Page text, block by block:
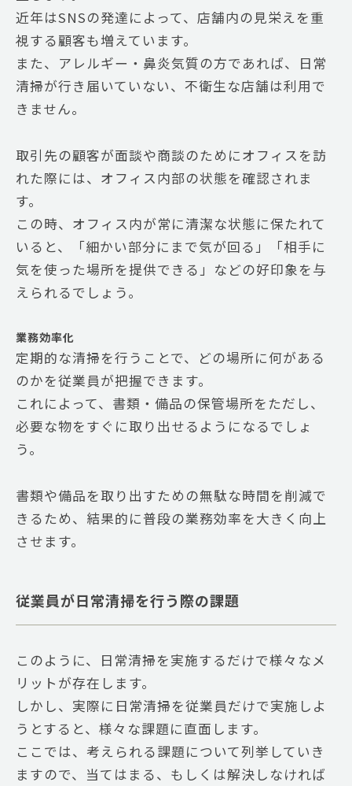
近年はSNSの発達によって、店舗内の見栄えを重
視する顧客も増えています。
また、アレルギー・鼻炎気質の方であれば、日常
清掃が行き届いていない、不衛生な店舗は利用で
きません。
取引先の顧客が面談や商談のためにオフィスを訪
れた際には、オフィス内部の状態を確認されま
す。
この時、オフィス内が常に清潔な状態に保たれて
いると、「細かい部分にまで気が回る」「相手に
気を使った場所を提供できる」などの好印象を与
えられるでしょう。
業務効率化
定期的な清掃を行うことで、どの場所に何がある
のかを従業員が把握できます。
これによって、書類・備品の保管場所をただし、
必要な物をすぐに取り出せるようになるでしょ
う。
書類や備品を取り出すための無駄な時間を削減で
きるため、結果的に普段の業務効率を大きく向上
させます。
従業員が日常清掃を行う際の課題
このように、日常清掃を実施するだけで様々なメ
リットが存在します。
しかし、実際に日常清掃を従業員だけで実施しよ
うとすると、様々な課題に直面します。
ここでは、考えられる課題について列挙していき
ますので、当てはまる、もしくは解決しなければ